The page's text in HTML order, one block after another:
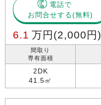
電話で
お問合せする
6.1 万円 (2,000円)
間取り
専有面積
2DK
41.5㎡